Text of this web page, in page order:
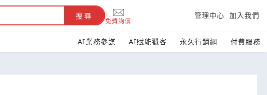
搜尋
免費詢價
管理中心 加入我們
AI業務參謀 AI賦能獵客 永久行銷網 付費服務